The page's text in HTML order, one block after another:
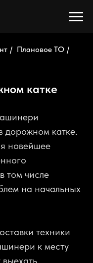
/ Плановое ТО /
катке
дорожном катке.
новейшее
том числе
на начальных
техники
к месту